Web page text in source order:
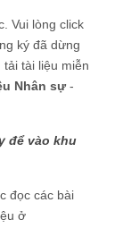
Vui lòng click
ký đã dừng
tài liệu miễn
Nhân sự-
để vào khu
đọc các bài
ở